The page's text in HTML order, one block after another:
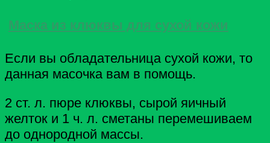
Маска из клюквы для сухой кожи
Если вы обладательница сухой кожи, то
данная масочка вам в помощь.
2 ст. л. пюре клюквы, сырой яичный
желток и 1 ч. л. сметаны перемешиваем
до однородной массы.